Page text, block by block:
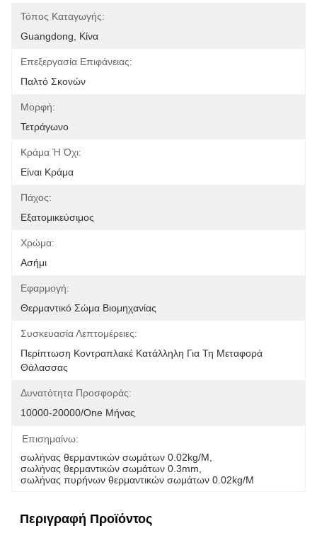
Τόπος Καταγωγής:
Guangdong, Κίνα
Επεξεργασία Επιφάνειας:
Παλτό Σκονών
Μορφή:
Τετράγωνο
Κράμα Ή Όχι:
Είναι Κράμα
Πάχος:
Εξατομικεύσιμος
Χρώμα:
Ασήμι
Εφαρμογή:
Θερμαντικό Σώμα Βιομηχανίας
Συσκευασία Λεπτομέρειες:
Περίπτωση Κοντραπλακέ Κατάλληλη Για Τη Μεταφορά
Θάλασσας
Δυνατότητα Προσφοράς:
10000-20000/one Μήνας
Επισημαίνω:
σωλήνας θερμαντικών σωμάτων 0.02kg/M
σωλήνας θερμαντικών σωμάτων 0.3mm
σωλήνας πυρήνων θερμαντικών σωμάτων 0.02kg/M
Περιγραφή Προϊόντος